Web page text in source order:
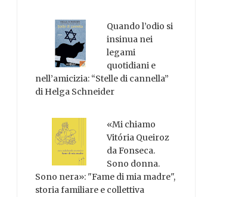
Quando l’odio si
insinua nei
legami
quotidiani e
nell’amicizia: “Stelle di cannella”
di Helga Schneider
«Mi chiamo
Vitória Queiroz
da Fonseca.
Sono donna.
Sono nera»: "Fame di mia madre",
storia familiare e collettiva